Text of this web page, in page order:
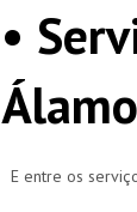
•
E entre os